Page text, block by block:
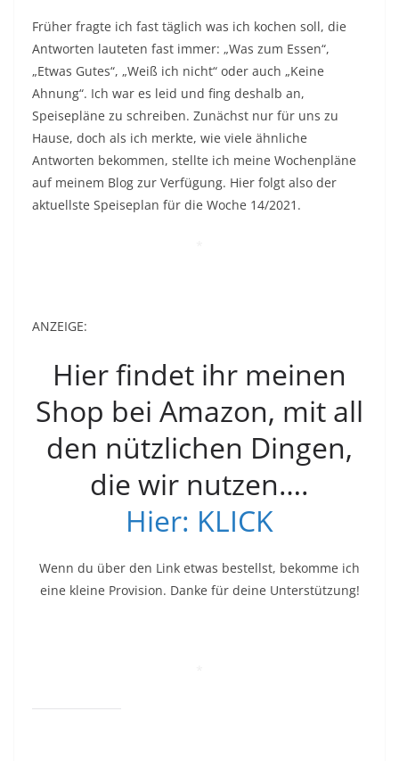
Früher fragte ich fast täglich was ich kochen soll, die
Antworten lauteten fast immer: „Was zum Essen“,
„Etwas Gutes“, „Weiß ich nicht“ oder auch „Keine
Ahnung“. Ich war es leid und fing deshalb an,
Speisepläne zu schreiben. Zunächst nur für uns zu
Hause, doch als ich merkte, wie viele ähnliche
Antworten bekommen, stellte ich meine Wochenpläne
auf meinem Blog zur Verfügung. Hier folgt also der
aktuellste Speiseplan für die Woche 14/2021.
ANZEIGE:
Hier findet ihr meinen
Shop bei Amazon, mit all
den nützlichen Dingen,
die wir nutzen….
Hier: KLICK
Wenn du über den Link etwas bestellst, bekomme ich
eine kleine Provision. Danke für deine Unterstützung!